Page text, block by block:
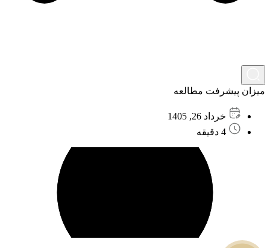
میزان پیشرفت مطالعه
خرداد 26, 1405
4 دقیقه